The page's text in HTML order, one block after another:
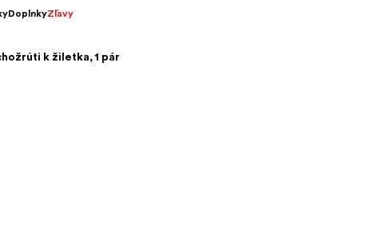
DoplnkyZľavy
k žiletka, 1 pár